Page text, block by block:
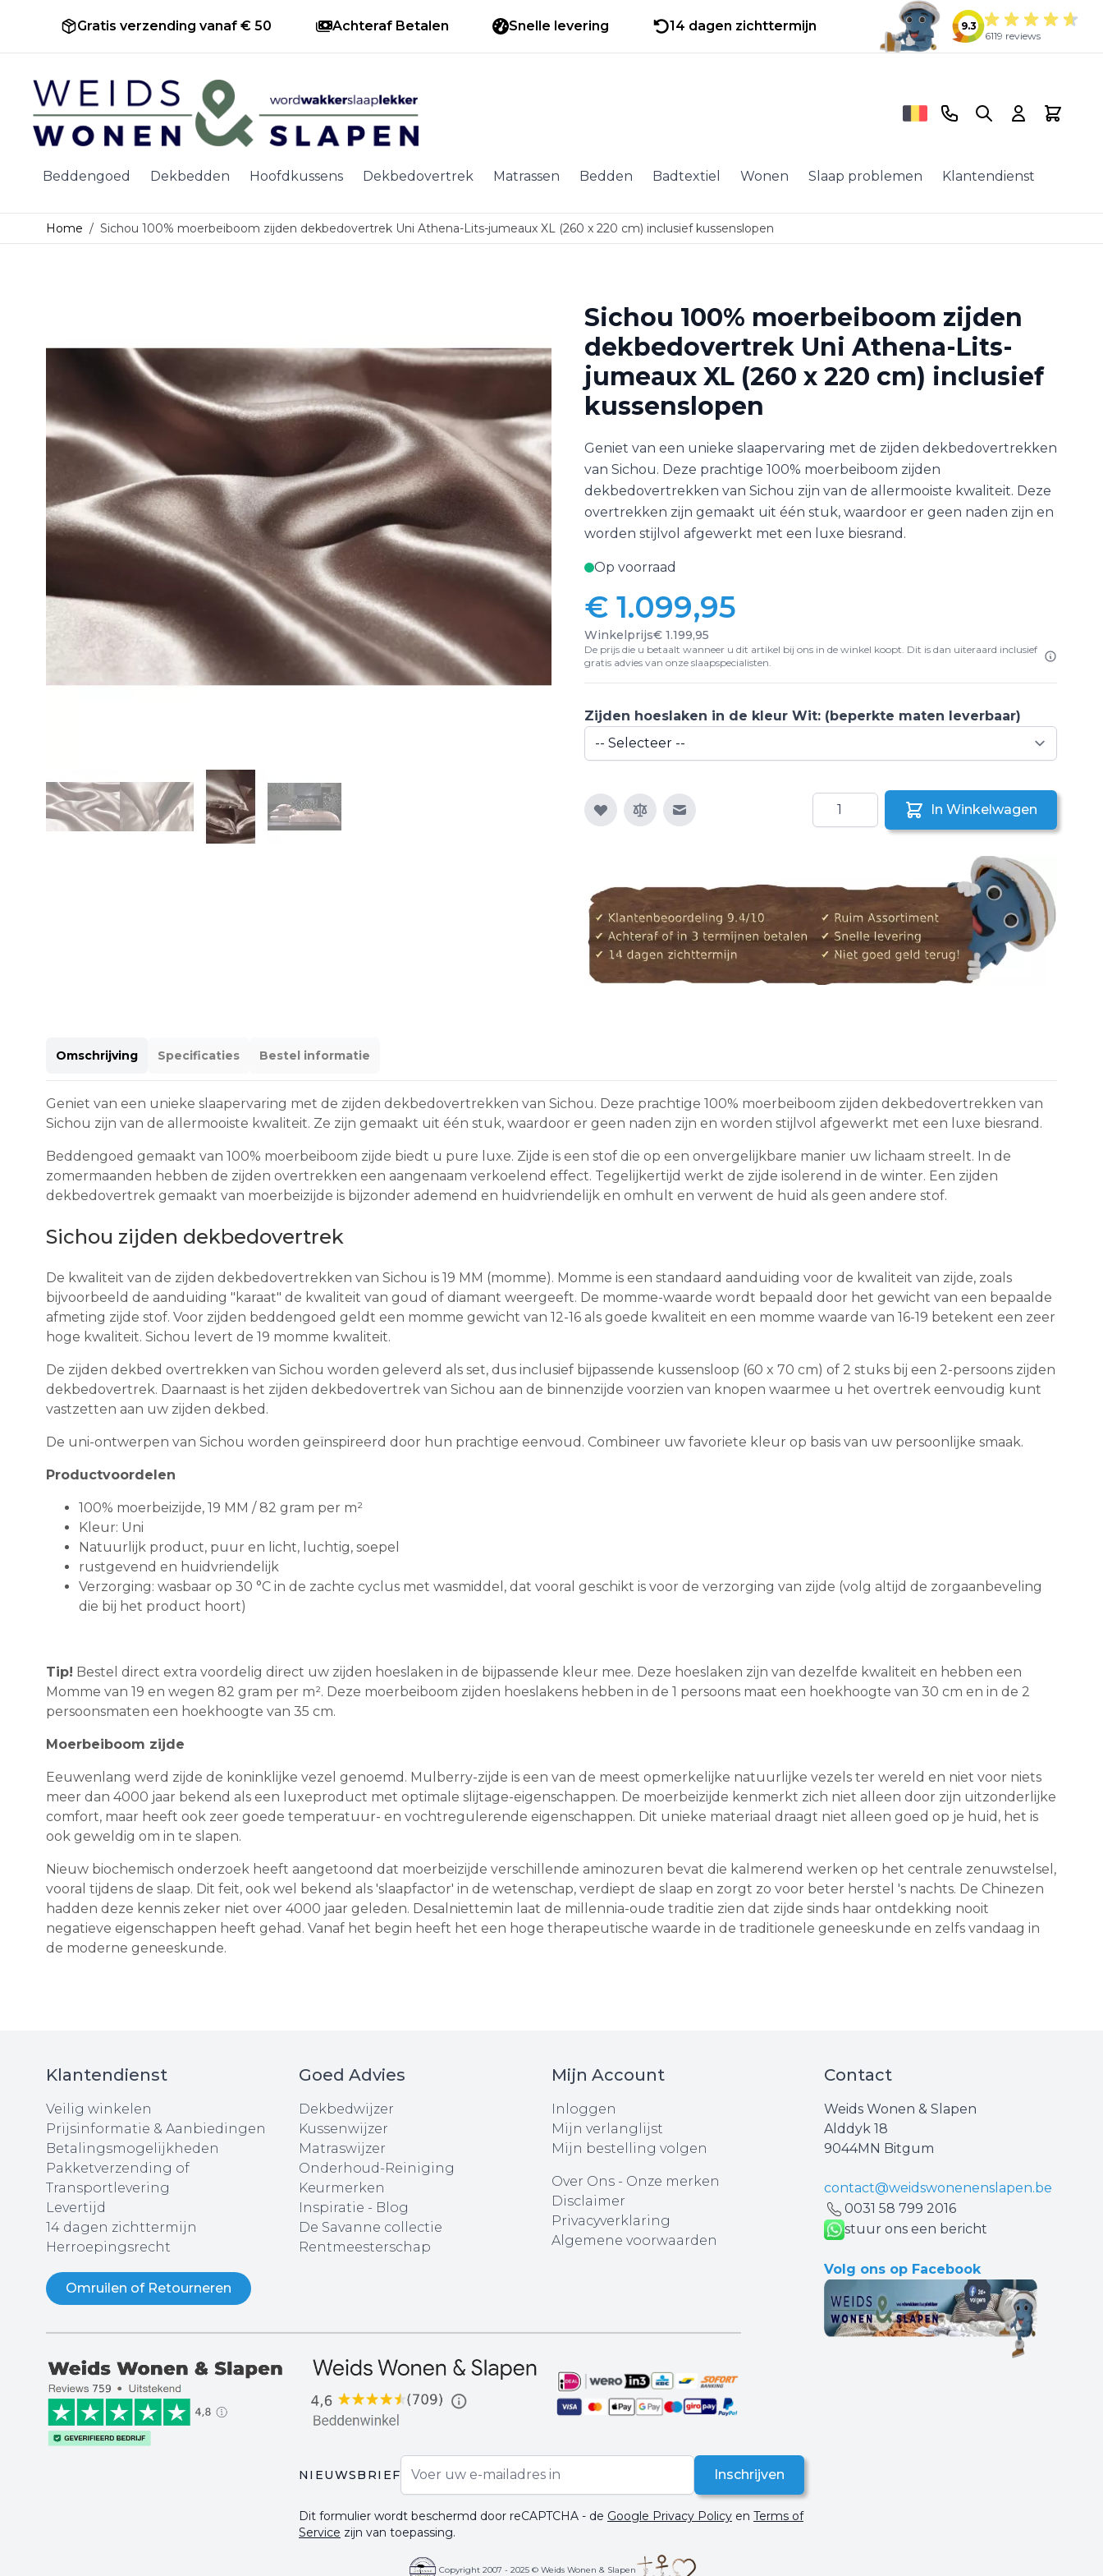
Gratis verzending vanaf € 50 Achteraf Betalen Snelle levering 14 dagen zichttermijn
9.3
6119 reviews
Ga naar de inhoud
Beddengoed Dekbedden Hoofdkussens Dekbedovertrek Matrassen Bedden Badtextiel Wonen Slaap problemen Klantendienst
Telefoonnummer
Search Cart
Home / Sichou 100% moerbeiboom zijden dekbedovertrek Uni Athena-Lits-jumeaux XL (260 x 220 cm) inclusief kussenslopen
Sichou 100% moerbeiboom zijden
dekbedovertrek Uni Athena-Lits-
jumeaux XL (260 x 220 cm) inclusief
kussenslopen
Geniet van een unieke slaapervaring met de zijden dekbedovertrekken
van Sichou. Deze prachtige 100% moerbeiboom zijden
dekbedovertrekken van Sichou zijn van de allermooiste kwaliteit. Deze
overtrekken zijn gemaakt uit één stuk, waardoor er geen naden zijn en
worden stijlvol afgewerkt met een luxe biesrand.
Op voorraad
€ 1.099,95
Winkelprijs€ 1.199,95
De prijs die u betaalt wanneer u dit artikel bij ons in de winkel koopt. Dit is dan uiteraard inclusief
gratis advies van onze slaapspecialisten.
Zijden hoeslaken in de kleur Wit: (beperkte maten leverbaar)
E-mail naar een vriend
Aantal
In Winkelwagen
Omschrijving Specificaties Bestel informatie
Geniet van een unieke slaapervaring met de zijden dekbedovertrekken van Sichou. Deze prachtige 100% moerbeiboom zijden dekbedovertrekken van
Sichou zijn van de allermooiste kwaliteit. Ze zijn gemaakt uit één stuk, waardoor er geen naden zijn en worden stijlvol afgewerkt met een luxe biesrand.
Beddengoed gemaakt van 100% moerbeiboom zijde biedt u pure luxe. Zijde is een stof die op een onvergelijkbare manier uw lichaam streelt. In de
zomermaanden hebben de zijden overtrekken een aangenaam verkoelend effect. Tegelijkertijd werkt de zijde isolerend in de winter. Een zijden
dekbedovertrek gemaakt van moerbeizijde is bijzonder ademend en huidvriendelijk en omhult en verwent de huid als geen andere stof.
Sichou zijden dekbedovertrek
De kwaliteit van de zijden dekbedovertrekken van Sichou is 19 MM (momme). Momme is een standaard aanduiding voor de kwaliteit van zijde, zoals
bijvoorbeeld de aanduiding "karaat" de kwaliteit van goud of diamant weergeeft. De momme-waarde wordt bepaald door het gewicht van een bepaalde
afmeting zijde stof. Voor zijden beddengoed geldt een momme gewicht van 12-16 als goede kwaliteit en een momme waarde van 16-19 betekent een zeer
hoge kwaliteit. Sichou levert de 19 momme kwaliteit.
De zijden dekbed overtrekken van Sichou worden geleverd als set, dus inclusief bijpassende kussensloop (60 x 70 cm) of 2 stuks bij een 2-persoons zijden
dekbedovertrek. Daarnaast is het zijden dekbedovertrek van Sichou aan de binnenzijde voorzien van knopen waarmee u het overtrek eenvoudig kunt
vastzetten aan uw zijden dekbed.
De uni-ontwerpen van Sichou worden geïnspireerd door hun prachtige eenvoud. Combineer uw favoriete kleur op basis van uw persoonlijke smaak.
Productvoordelen
100% moerbeizijde, 19 MM / 82 gram per m²
Kleur: Uni
Natuurlijk product, puur en licht, luchtig, soepel
rustgevend en huidvriendelijk
Verzorging: wasbaar op 30 °C in de zachte cyclus met wasmiddel, dat vooral geschikt is voor de verzorging van zijde (volg altijd de zorgaanbeveling
die bij het product hoort)
Tip! Bestel direct extra voordelig direct uw zijden hoeslaken in de bijpassende kleur mee. Deze hoeslaken zijn van dezelfde kwaliteit en hebben een
Momme van 19 en wegen 82 gram per m². Deze moerbeiboom zijden hoeslakens hebben in de 1 persoons maat een hoekhoogte van 30 cm en in de 2
persoonsmaten een hoekhoogte van 35 cm.
Moerbeiboom zijde
Eeuwenlang werd zijde de koninklijke vezel genoemd. Mulberry-zijde is een van de meest opmerkelijke natuurlijke vezels ter wereld en niet voor niets
meer dan 4000 jaar bekend als een luxeproduct met optimale slijtage-eigenschappen. De moerbeizijde kenmerkt zich niet alleen door zijn uitzonderlijke
comfort, maar heeft ook zeer goede temperatuur- en vochtregulerende eigenschappen. Dit unieke materiaal draagt ​​niet alleen goed op je huid, het is
ook geweldig om in te slapen.
Nieuw biochemisch onderzoek heeft aangetoond dat moerbeizijde verschillende aminozuren bevat die kalmerend werken op het centrale zenuwstelsel,
vooral tijdens de slaap. Dit feit, ook wel bekend als 'slaapfactor' in de wetenschap, verdiept de slaap en zorgt zo voor beter herstel 's nachts. De Chinezen
hadden deze kennis zeker niet over 4000 jaar geleden. Desalniettemin laat de millennia-oude traditie zien dat zijde sinds haar ontdekking nooit
negatieve eigenschappen heeft gehad. Vanaf het begin heeft het een hoge therapeutische waarde in de traditionele geneeskunde en zelfs vandaag in
de moderne geneeskunde.
Klantendienst
Veilig winkelen
Prijsinformatie & Aanbiedingen
Betalingsmogelijkheden
Pakketverzending of
Transportlevering
Levertijd
14 dagen zichttermijn
Herroepingsrecht
Omruilen of Retourneren
Goed Advies
Dekbedwijzer
Kussenwijzer
Matraswijzer
Onderhoud-Reiniging
Keurmerken
Inspiratie - Blog
De Savanne collectie
Rentmeesterschap
Mijn Account
Inloggen
Mijn verlanglijst
Mijn bestelling volgen
Over Ons- Onze merken
Disclaimer
Privacyverklaring
Algemene voorwaarden
Contact
Weids Wonen & Slapen
Alddyk 18
9044MN Bitgum
contact@weidswonenenslapen.be
0031 ‪58 799 2016‬
stuur ons een bericht
Volg ons op Facebook
NIEUWSBRIEF
E-mail adres
Inschrijven
Dit formulier wordt beschermd door reCAPTCHA - de Google Privacy Policy en Terms of
Service zijn van toepassing.
Copyright 2007 - 2025 © Weids Wonen & Slapen